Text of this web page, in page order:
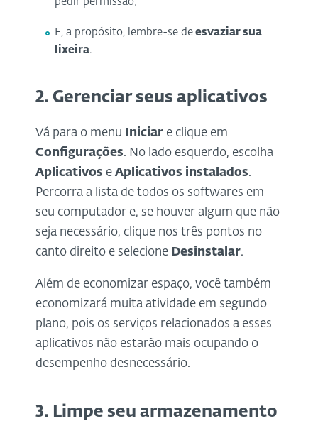
E, a propósito, lembre-se de esvaziar sua
lixeira.
2. Gerenciar seus aplicativos
Vá para o menu Iniciar e clique em
Configurações. No lado esquerdo, escolha
Aplicativos e Aplicativos instalados.
Percorra a lista de todos os softwares em
seu computador e, se houver algum que não
seja necessário, clique nos três pontos no
canto direito e selecione Desinstalar.
Além de economizar espaço, você também
economizará muita atividade em segundo
plano, pois os serviços relacionados a esses
aplicativos não estarão mais ocupando o
desempenho desnecessário.
3. Limpe seu armazenamento